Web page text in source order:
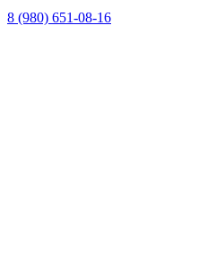
8 (980) 651-08-16